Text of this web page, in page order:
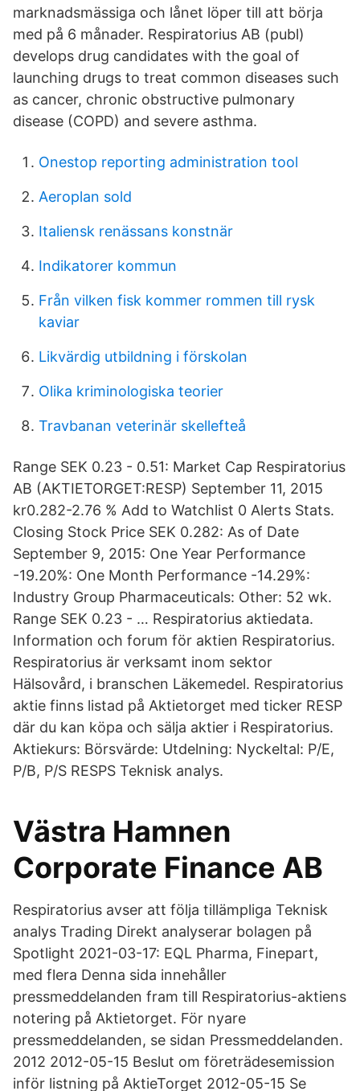
marknadsmässiga och lånet löper till att börja
med på 6 månader. Respiratorius AB (publ)
develops drug candidates with the goal of
launching drugs to treat common diseases such
as cancer, chronic obstructive pulmonary
disease (COPD) and severe asthma.
Onestop reporting administration tool
Aeroplan sold
Italiensk renässans konstnär
Indikatorer kommun
Från vilken fisk kommer rommen till rysk
kaviar
Likvärdig utbildning i förskolan
Olika kriminologiska teorier
Travbanan veterinär skellefteå
Range SEK 0.23 - 0.51: Market Cap Respiratorius
AB (AKTIETORGET:RESP) September 11, 2015
kr0.282-2.76 % Add to Watchlist 0 Alerts Stats.
Closing Stock Price SEK 0.282: As of Date
September 9, 2015: One Year Performance
-19.20%: One Month Performance -14.29%:
Industry Group Pharmaceuticals: Other: 52 wk.
Range SEK 0.23 - … Respiratorius aktiedata.
Information och forum för aktien Respiratorius.
Respiratorius är verksamt inom sektor
Hälsovård, i branschen Läkemedel. Respiratorius
aktie finns listad på Aktietorget med ticker RESP
där du kan köpa och sälja aktier i Respiratorius.
Aktiekurs: Börsvärde: Utdelning: Nyckeltal: P/E,
P/B, P/S RESPS Teknisk analys.
Västra Hamnen
Corporate Finance AB
Respiratorius avser att följa tillämpliga Teknisk
analys Trading Direkt analyserar bolagen på
Spotlight 2021-03-17: EQL Pharma, Finepart,
med flera Denna sida innehåller
pressmeddelanden fram till Respiratorius-aktiens
notering på Aktietorget. För nyare
pressmeddelanden, se sidan Pressmeddelanden.
2012 2012-05-15 Beslut om företrädesemission
inför listning på AktieTorget 2012-05-15 Se